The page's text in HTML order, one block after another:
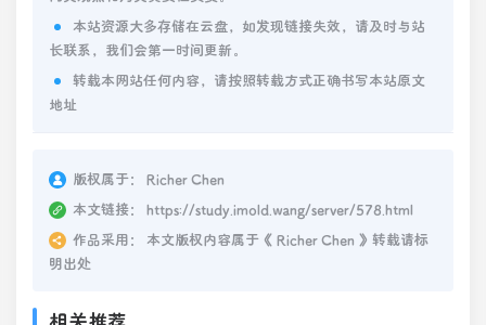
本站资源大多存储在云盘，如发现链接失效，请及时与站
长联系，我们会第一时间更新。
转载本网站任何内容，请按照转载方式正确书写本站原文
地址
版权属于：
Richer Chen
本文链接：
https://study.imold.wang/server/578.html
作品采用：
本文版权内容属于《 Richer Chen 》转载请标
明出处